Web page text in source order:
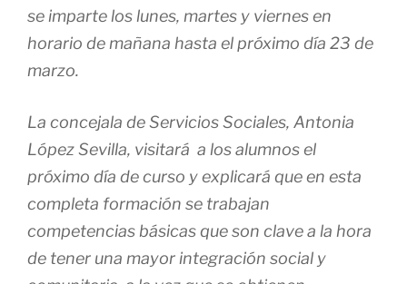
se imparte los lunes, martes y viernes en
horario de mañana hasta el próximo día 23 de
marzo.
La concejala de Servicios Sociales, Antonia
López Sevilla, visitará a los alumnos el
próximo día de curso y explicará que en esta
completa formación se trabajan
competencias básicas que son clave a la hora
de tener una mayor integración social y